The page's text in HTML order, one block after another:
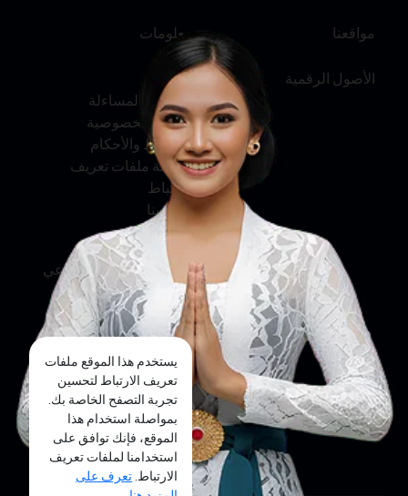
يستخدم هذا الموقع ملفات
تعريف الارتباط لتحسين
تجربة التصفح الخاصة بك.
بمواصلة استخدام هذا
الموقع، فإنك توافق على
استخدامنا لملفات تعريف
الارتباط.تعرف على
مواقعنا
الأصول الرقمية
معلومات
عنّا
الخدمة والمساءلة
سياسة الخصوصية
الشروط والأحكام
سياسة ملفات تعريف
الارتباط
اتصل بنا
وسائل التواصل الاجتماعي
فيسبوك
إنستجرام
يوتيوب
تيك توك